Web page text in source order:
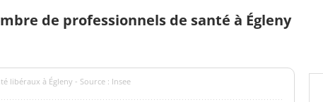
de professionnels de santé à Égleny
libéraux à Égleny - Source : Insee